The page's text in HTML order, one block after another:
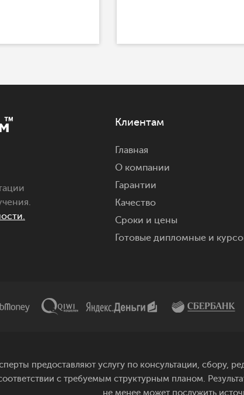
Клиентам
Главная
О компании
Гарантии
Качество
Сроки и цены
Готовые дипломные и
предоставляют услугу по консультации, сбору,
с требуемым структурным планом.
не менее может послужить